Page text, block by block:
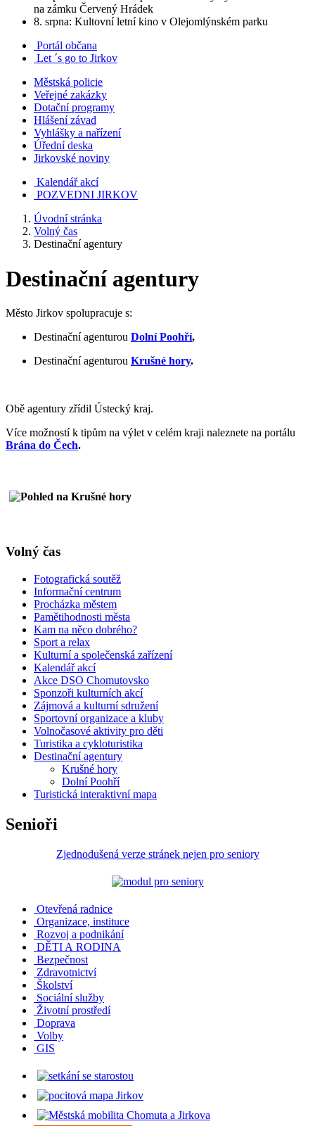
na zámku Červený Hrádek
8. srpna: Kultovní letní kino v Olejomlýnském parku
Portál občana
Let ´s go to Jirkov
Městská policie
Veřejné zakázky
Dotační programy
Hlášení závad
Vyhlášky a nařízení
Úřední deska
Jirkovské noviny
Kalendář akcí
POZVEDNI JIRKOV
Úvodní stránka
Volný čas
Destinační agentury
Destinační agentury
Město Jirkov spolupracuje s:
Destinační agenturou Dolní Poohří,
Destinační agenturou Krušné hory.
Obě agentury zřídil Ústecký kraj.
Více možností k tipům na výlet v celém kraji naleznete na portálu
Brána do Čech.
Volný čas
Fotografická soutěž
Informační centrum
Procházka městem
Pamětihodnosti města
Kam na něco dobrého?
Sport a relax
Kulturní a společenská zařízení
Kalendář akcí
Akce DSO Chomutovsko
Sponzoři kulturních akcí
Zájmová a kulturní sdružení
Sportovní organizace a kluby
Volnočasové aktivity pro děti
Turistika a cykloturistika
Destinační agentury
Krušné hory
Dolní Poohří
Turistická interaktivní mapa
Senioři
Zjednodušená verze stránek nejen pro seniory
Otevřená radnice
Organizace, instituce
Rozvoj a podnikání
DĚTI A RODINA
Bezpečnost
Zdravotnictví
Školství
Sociální služby
Životní prostředí
Doprava
Volby
GIS